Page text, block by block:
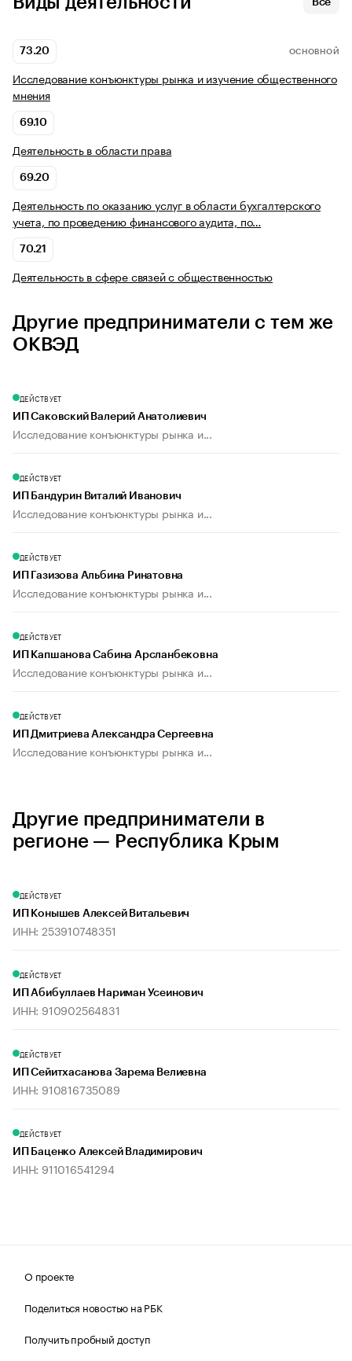
Все
73.20 ОСНОВНОЙ
Исследование конъюнктуры рынка и изучение общественного
мнения
69.10
Деятельность в области права
69.20
Деятельность по оказанию услуг в области бухгалтерского
учета, по проведению финансового аудита, по…
70.21
Деятельность в сфере связей с общественностью
Другие предприниматели с тем же
ОКВЭД
ДЕЙСТВУЕТ
ИП Саковский Валерий Анатолиевич
Исследование конъюнктуры рынка и...
ДЕЙСТВУЕТ
ИП Бандурин Виталий Иванович
Исследование конъюнктуры рынка и...
ДЕЙСТВУЕТ
ИП Газизова Альбина Ринатовна
Исследование конъюнктуры рынка и...
ДЕЙСТВУЕТ
ИП Капшанова Сабина Арсланбековна
Исследование конъюнктуры рынка и...
ДЕЙСТВУЕТ
ИП Дмитриева Александра Сергеевна
Исследование конъюнктуры рынка и...
Другие предприниматели в
регионе — Республика Крым
ДЕЙСТВУЕТ
ИП Конышев Алексей Витальевич
ИНН: 253910748351
ДЕЙСТВУЕТ
ИП Абибуллаев Нариман Усеинович
ИНН: 910902564831
ДЕЙСТВУЕТ
ИП Сейитхасанова Зарема Велиевна
ИНН: 910816735089
ДЕЙСТВУЕТ
ИП Баценко Алексей Владимирович
ИНН: 911016541294
О проекте
Поделиться новостью на РБК
Получить пробный доступ